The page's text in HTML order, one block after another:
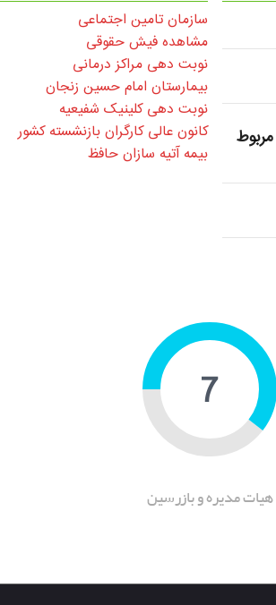
سازمان تامین اجتماعی
مشاهده فیش حقوقی
نوبت دهی مراکز درمانی
بیمارستان امام حسین زنجان
نوبت دهی کلینیک شفیعیه
کانون عالی کارگران بازنشسته کشور
بیمه آتیه سازان حافظ
10
هیات مدیره و بازرسین